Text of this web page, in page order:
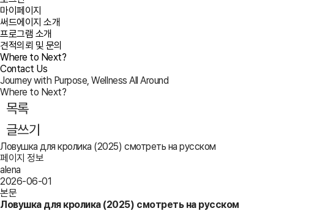
마이페이지
써드에이지 소개
프로그램 소개
견적의뢰 및 문의
Where to Next?
Contact Us
Journey with Purpose, Wellness All Around
Where to Next?
목록
글쓰기
Ловушка для кролика (2025) смотреть на русском
페이지 정보
alena
2026-06-01
본문
Ловушка для кролика (2025) смотреть на русском